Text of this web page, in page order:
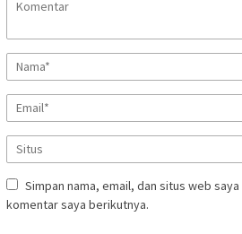
Simpan nama, email, dan situs web
komentar saya berikutnya.